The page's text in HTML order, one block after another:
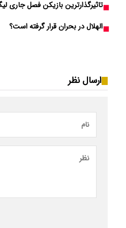
تاثیرگذارترین بازیکن فصل
الهلال در بحران قرار گرفته است؟
ارسال نظر